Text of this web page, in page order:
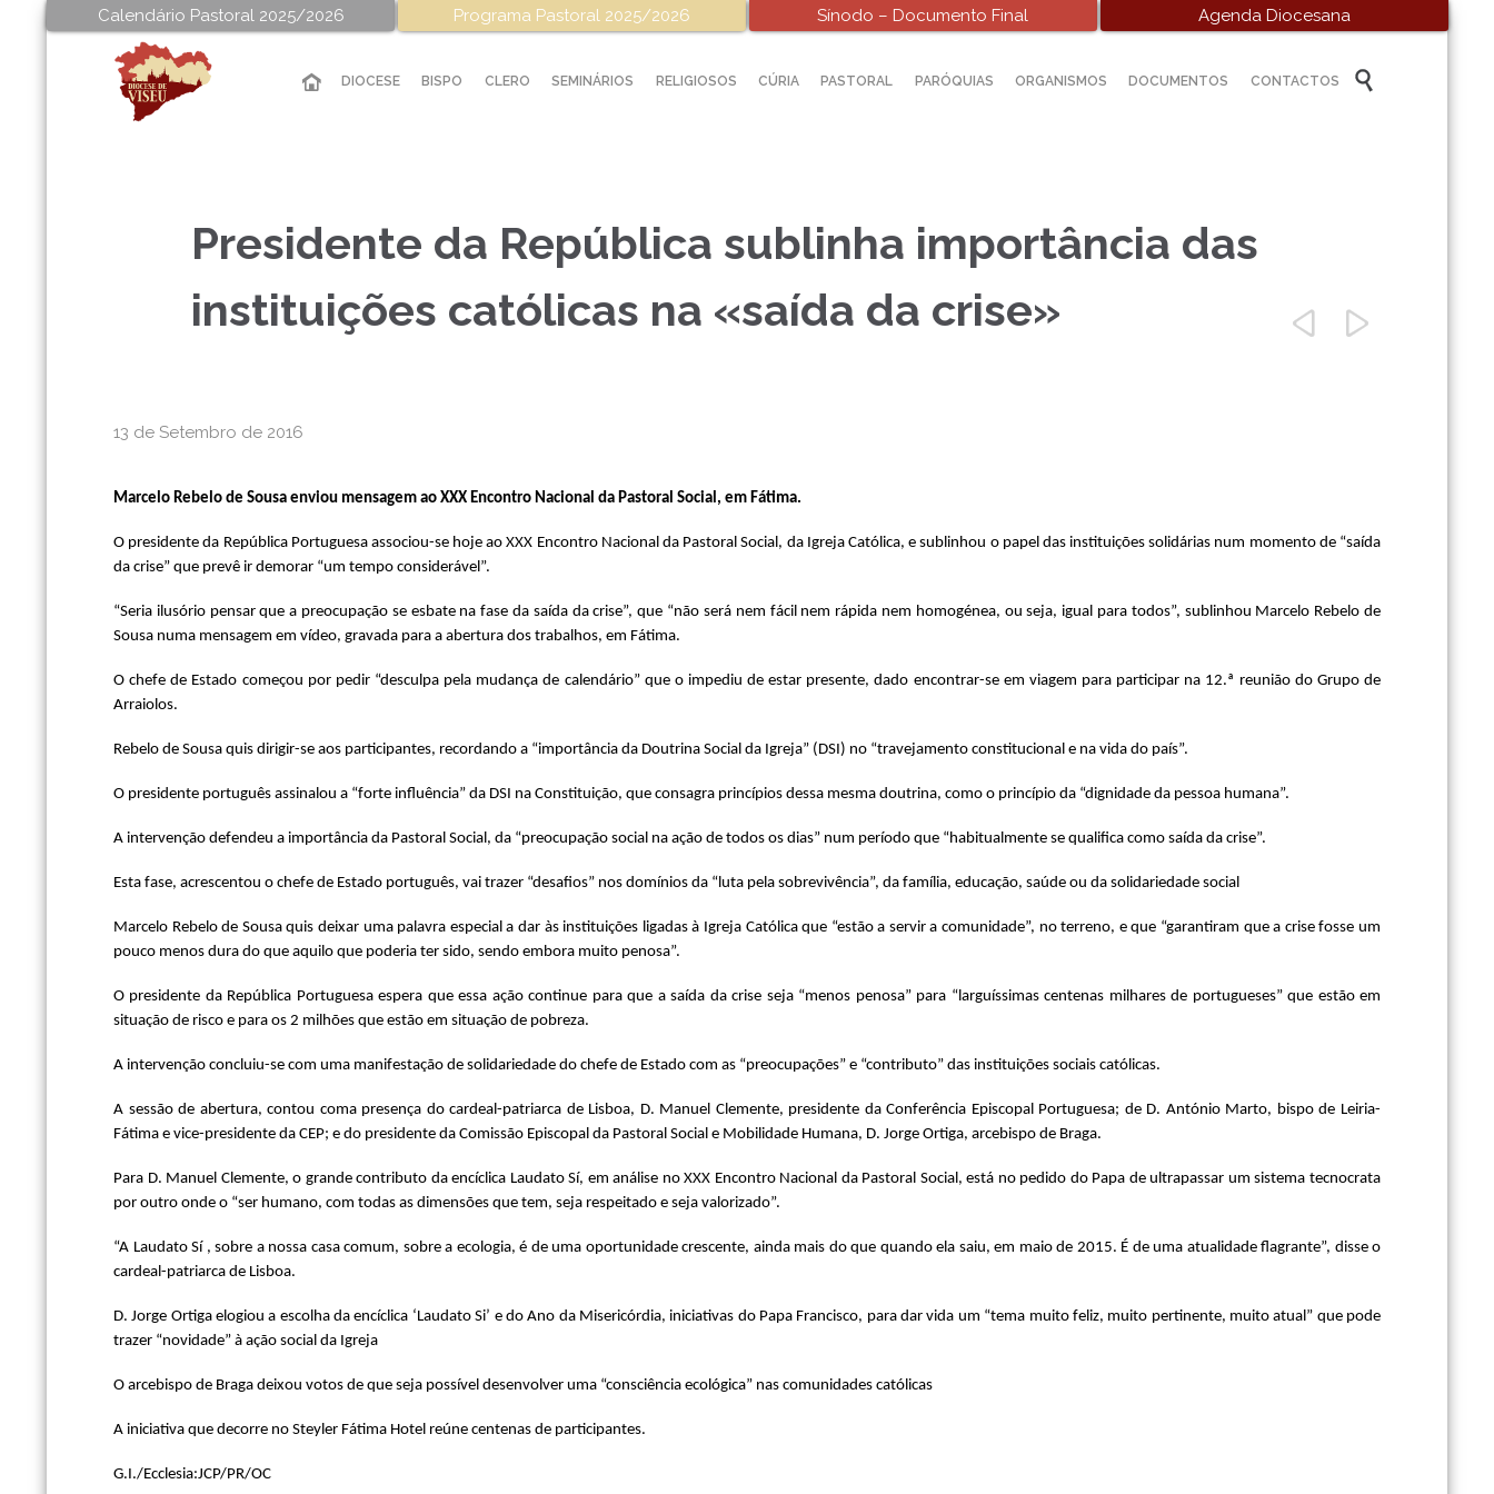
Calendário Pastoral 2025/2026 Programa Pastoral 2025/2026 Sínodo – Documento Final Agenda Diocesana
Skip
to
DIOCESE BISPO CLERO SEMINÁRIOS RELIGIOSOS CÚRIA PASTORAL PARÓQUIAS ORGANISMOS DOCUMENTOS CONTACTOS 
Presidente da República sublinha importância das
instituições católicas na «saída da crise»
 
13 de Setembro de 2016
Marcelo Rebelo de Sousa enviou mensagem ao XXX Encontro Nacional da Pastoral Social, em Fátima.
O presidente da República Portuguesa associou-se hoje ao XXX Encontro Nacional da Pastoral Social, da Igreja Católica, e sublinhou o papel das instituições solidárias num momento de “saída
da crise” que prevê ir demorar “um tempo considerável”.
“Seria ilusório pensar que a preocupação se esbate na fase da saída da crise”, que “não será nem fácil nem rápida nem homogénea, ou seja, igual para todos”, sublinhou Marcelo Rebelo de
Sousa numa mensagem em vídeo, gravada para a abertura dos trabalhos, em Fátima.
O chefe de Estado começou por pedir “desculpa pela mudança de calendário” que o impediu de estar presente, dado encontrar-se em viagem para participar na 12.ª reunião do Grupo de
Arraiolos.
Rebelo de Sousa quis dirigir-se aos participantes, recordando a “importância da Doutrina Social da Igreja” (DSI) no “travejamento constitucional e na vida do país”.
O presidente português assinalou a “forte influência” da DSI na Constituição, que consagra princípios dessa mesma doutrina, como o princípio da “dignidade da pessoa humana”.
A intervenção defendeu a importância da Pastoral Social, da “preocupação social na ação de todos os dias” num período que “habitualmente se qualifica como saída da crise”.
Esta fase, acrescentou o chefe de Estado português, vai trazer “desafios” nos domínios da “luta pela sobrevivência”, da família, educação, saúde ou da solidariedade social
Marcelo Rebelo de Sousa quis deixar uma palavra especial a dar às instituições ligadas à Igreja Católica que “estão a servir a comunidade”, no terreno, e que “garantiram que a crise fosse um
pouco menos dura do que aquilo que poderia ter sido, sendo embora muito penosa”.
O presidente da República Portuguesa espera que essa ação continue para que a saída da crise seja “menos penosa” para “larguíssimas centenas milhares de portugueses” que estão em
situação de risco e para os 2 milhões que estão em situação de pobreza.
A intervenção concluiu-se com uma manifestação de solidariedade do chefe de Estado com as “preocupações” e “contributo” das instituições sociais católicas.
A sessão de abertura, contou coma presença do cardeal-patriarca de Lisboa, D. Manuel Clemente, presidente da Conferência Episcopal Portuguesa; de D. António Marto, bispo de Leiria-
Fátima e vice-presidente da CEP; e do presidente da Comissão Episcopal da Pastoral Social e Mobilidade Humana, D. Jorge Ortiga, arcebispo de Braga.
Para D. Manuel Clemente, o grande contributo da encíclica Laudato Sí, em análise no XXX Encontro Nacional da Pastoral Social, está no pedido do Papa de ultrapassar um sistema tecnocrata
por outro onde o “ser humano, com todas as dimensões que tem, seja respeitado e seja valorizado”.
“A Laudato Sí , sobre a nossa casa comum, sobre a ecologia, é de uma oportunidade crescente, ainda mais do que quando ela saiu, em maio de 2015. É de uma atualidade flagrante”, disse o
cardeal-patriarca de Lisboa.
D. Jorge Ortiga elogiou a escolha da encíclica ‘Laudato Si’ e do Ano da Misericórdia, iniciativas do Papa Francisco, para dar vida um “tema muito feliz, muito pertinente, muito atual” que pode
trazer “novidade” à ação social da Igreja
O arcebispo de Braga deixou votos de que seja possível desenvolver uma “consciência ecológica” nas comunidades católicas
A iniciativa que decorre no Steyler Fátima Hotel reúne centenas de participantes.
G.I./Ecclesia:JCP/PR/OC